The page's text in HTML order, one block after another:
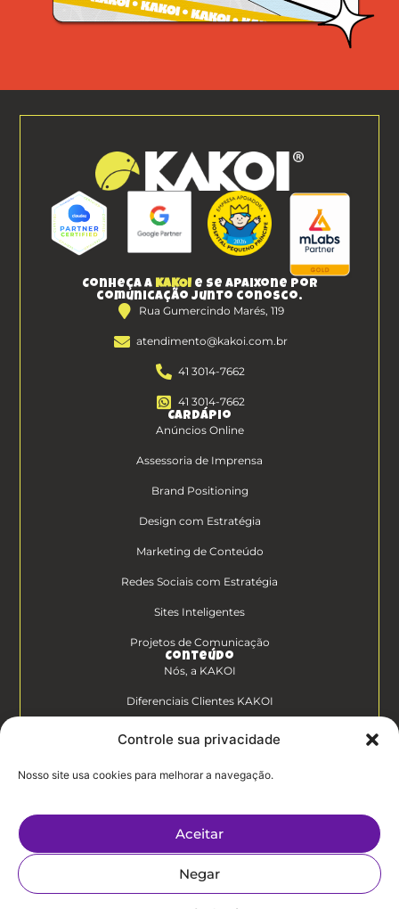
Controle sua privacidade
Nosso site usa cookies para melhorar a navegação.
Aceitar
Negar
Conheça a KAKOI e se apaixone por
comunicação junto conosco.
Rua Gumercindo Marés, 119
atendimento@kakoi.com.br
41 3014-7662
41 3014-7662
Cardápio
Anúncios Online
Assessoria de Imprensa
Brand Positioning
Design com Estratégia
Marketing de Conteúdo
Redes Sociais com Estratégia
Sites Inteligentes
Projetos de Comunicação
Conteúdo
Nós, a KAKOI
Diferenciais Clientes KAKOI
KAKOICast